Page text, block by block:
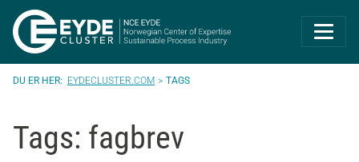
Eyde-Cluster |
EYDECLUSTER.COM TAGS
Tags: fagbrev